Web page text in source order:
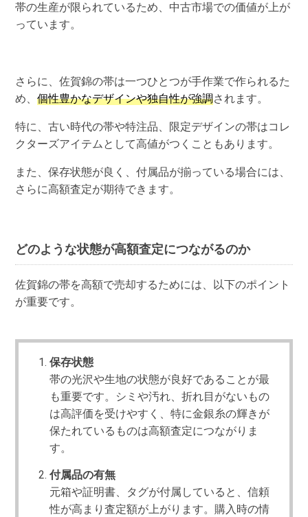
帯の生産が限られているため、中古市場での価値が上が
っています。
さらに、佐賀錦の帯は一つひとつが手作業で作られるた
め、個性豊かなデザインや独自性が強調されます。
特に、古い時代の帯や特注品、限定デザインの帯はコレ
クターズアイテムとして高値がつくこともあります。
また、保存状態が良く、付属品が揃っている場合には、
さらに高額査定が期待できます。
どのような状態が高額査定につながるのか
佐賀錦の帯を高額で売却するためには、以下のポイント
が重要です。
保存状態
帯の光沢や生地の状態が良好であることが最
も重要です。シミや汚れ、折れ目がないもの
は高評価を受けやすく、特に金銀糸の輝きが
保たれているものは高額査定につながりま
す。
付属品の有無
元箱や証明書、タグが付属していると、信頼
性が高まり査定額が上がります。購入時の情